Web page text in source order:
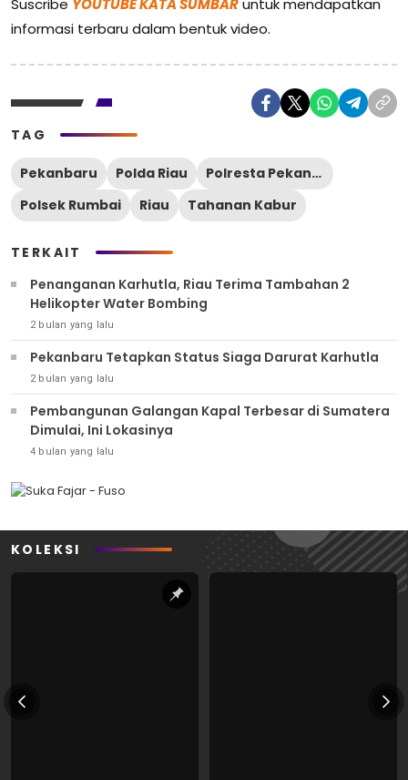
Suscribe YOUTUBE KATA SUMBARuntuk mendapatkan
informasi terbaru dalam bentuk video.
TAG
Pekanbaru Polda Riau
Polresta Pekanbaru
Polsek Rumbai
Riau Tahanan Kabur
TERKAIT
Penanganan Karhutla, Riau Terima Tambahan 2
Helikopter Water Bombing
2 bulan yang lalu
Pekanbaru Tetapkan Status Siaga Darurat Karhutla
2 bulan yang lalu
Pembangunan Galangan Kapal Terbesar di Sumatera
Dimulai, Ini Lokasinya
4 bulan yang lalu
KOLEKSI